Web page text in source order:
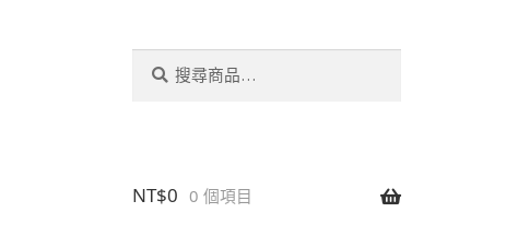
NT$0 0 個項目